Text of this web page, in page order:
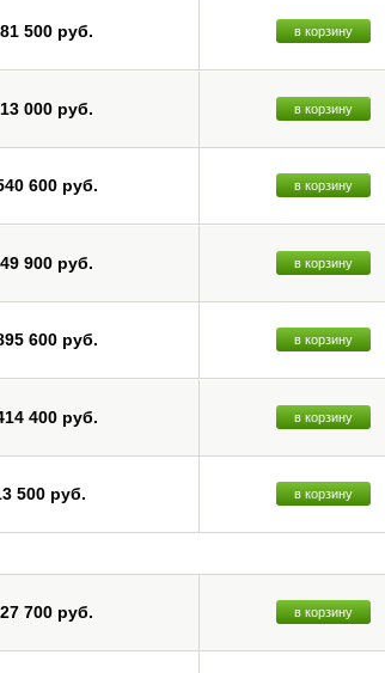
500 руб. в корзину
000 руб. в корзину
600 руб. в корзину
900 руб. в корзину
600 руб. в корзину
400 руб. в корзину
500 руб. в корзину
700 руб. в корзину